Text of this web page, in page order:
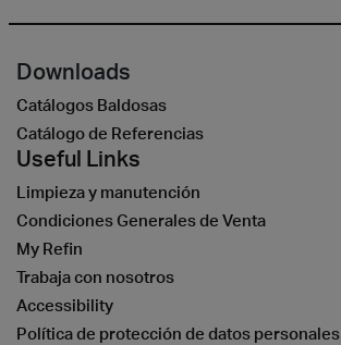
Downloads
Catálogos Baldosas
Catálogo de Referencias
Useful Links
Limpieza y manutención
Condiciones Generales de Venta
My Refin
Trabaja con nosotros
Accessibility
Política de protección de datos personales